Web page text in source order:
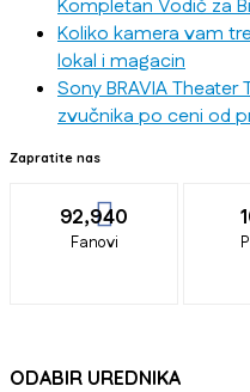
Kompletan Vodič za
Koliko kamera vam
lokal i magacin
Sony BRAVIA
zvučnika po ceni od
Zapratite nas
92,940
Fanovi
ODABIR UREDNIKA